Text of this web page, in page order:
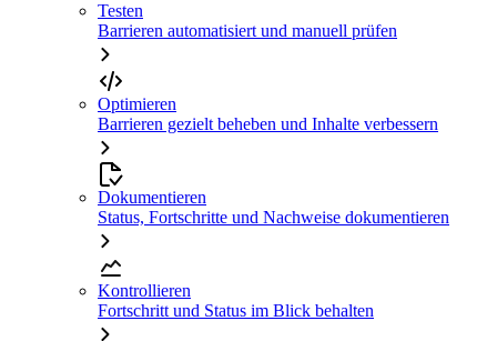
Testen
Barrieren automatisiert und manuell prüfen
Optimieren
Barrieren gezielt beheben und Inhalte verbessern
Dokumentieren
Status, Fortschritte und Nachweise dokumentieren
Kontrollieren
Fortschritt und Status im Blick behalten